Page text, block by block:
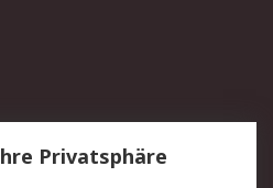
Lieferlösungen
Privatsphäre